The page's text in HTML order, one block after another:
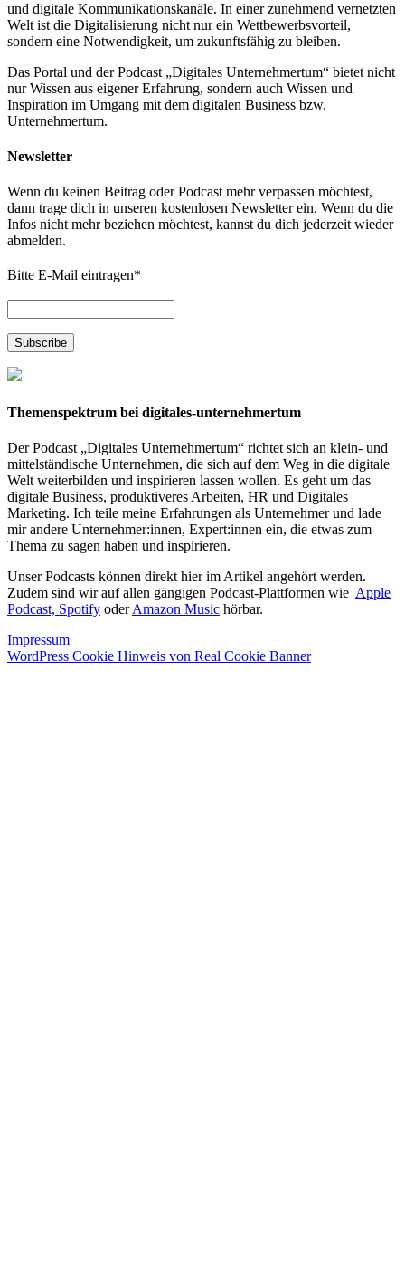
und digitale Kommunikationskanäle. In einer zunehmend vernetzten
Welt ist die Digitalisierung nicht nur ein Wettbewerbsvorteil,
sondern eine Notwendigkeit, um zukunftsfähig zu bleiben.
Das Portal und der Podcast „Digitales Unternehmertum“ bietet nicht
nur Wissen aus eigener Erfahrung, sondern auch Wissen und
Inspiration im Umgang mit dem digitalen Business bzw.
Unternehmertum.
Newsletter
Wenn du keinen Beitrag oder Podcast mehr verpassen möchtest,
dann trage dich in unseren kostenlosen Newsletter ein. Wenn du die
Infos nicht mehr beziehen möchtest, kannst du dich jederzeit wieder
abmelden.
Bitte E-Mail eintragen*
Themenspektrum bei digitales-unternehmertum
Der Podcast „Digitales Unternehmertum“ richtet sich an klein- und
mittelständische Unternehmen, die sich auf dem Weg in die digitale
Welt weiterbilden und inspirieren lassen wollen. Es geht um das
digitale Business, produktiveres Arbeiten, HR und Digitales
Marketing. Ich teile meine Erfahrungen als Unternehmer und lade
mir andere Unternehmer:innen, Expert:innen ein, die etwas zum
Thema zu sagen haben und inspirieren.
Unser Podcasts können direkt hier im Artikel angehört werden.
Zudem sind wir auf allen gängigen Podcast-Plattformen wie Apple
Podcast, Spotify oderAmazon Music hörbar.
Impressum
WordPress Cookie Hinweis von Real Cookie Banner